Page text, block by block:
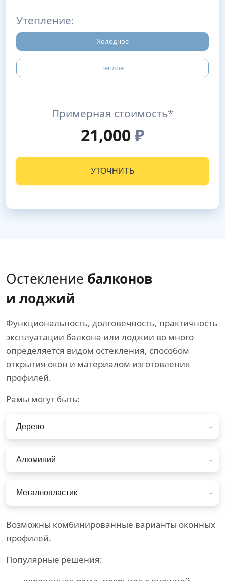
Утепление:
Холодное
Теплое
Примерная стоимость*
21,000₽
УТОЧНИТЬ
Остекление балконов
и лоджий
Функциональность, долговечность, практичность
эксплуатации балкона или лоджии во много
определяется видом остекления, способом
открытия окон и материалом изготовления
профилей.
Рамы могут быть:
Дерево
Алюминий
Металлопластик
Возможны комбинированные варианты оконных
профилей.
Популярные решения: